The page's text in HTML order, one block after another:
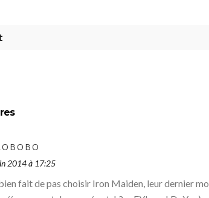
2014 à 17:25
fait de pas choisir Iron Maiden, leur dernier